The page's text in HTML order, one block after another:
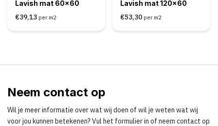
Lavish mat 60x60
€39,13 per m2
Lavish mat 120x60
€53,30 per m2
Neem contact op
Wil je meer informatie over wat wij doen of wil je weten wat wij
voor jou kunnen betekenen? Vul het formulier in of neem contact op